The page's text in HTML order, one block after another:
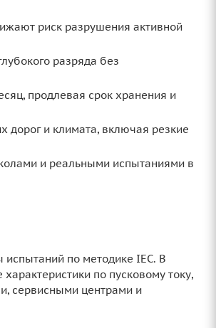
риск разрушения активной
разряда без
продлевая срок хранения и
дорог и климата, включая резкие
и реальными испытаниями в
по методике IEC. В
по пусковому току,
сервисными центрами и